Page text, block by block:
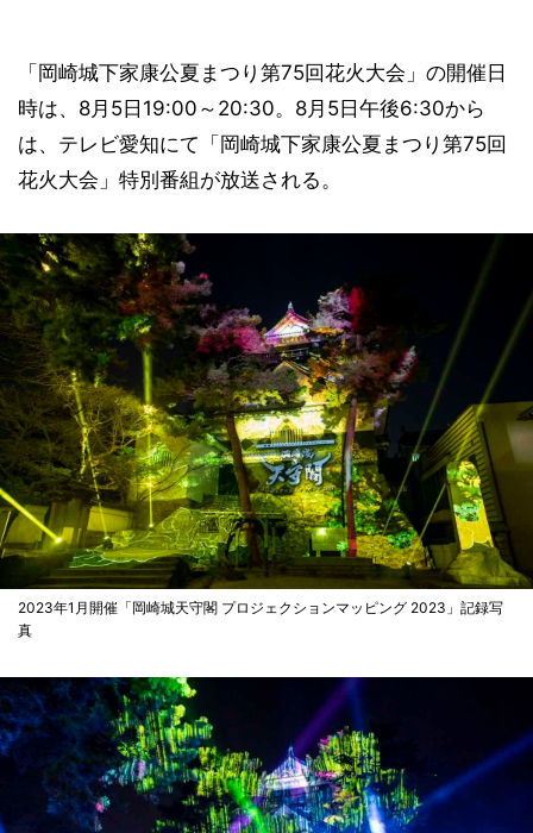
「岡崎城下家康公夏まつり第75回花火大会」の開催日
時は、8月5日19:00～20:30。8月5日午後6:30から
は、テレビ愛知にて「岡崎城下家康公夏まつり第75回
花火大会」特別番組が放送される。
2023年1月開催「岡崎城天守閣 プロジェクションマッピング 2023」記録写
真